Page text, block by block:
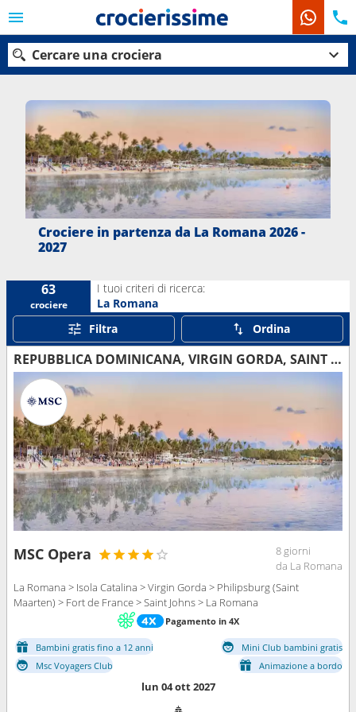
Cercare una crociera
Le nostre destinazioni
Mesi di partenza
Porti Compagnie
Crociere in partenza da La Romana 2026 -
2027
63
crociere
I tuoi criteri di ricerca:
La Romana
Filtra
Ordina
REPUBBLICA DOMINICANA, VIRGIN GORDA, SAINT MARTIN, MARTINICA, ANTIGUA E BARBUDA
MSC Opera
8 giorni
da La Romana
La Romana > Isola Catalina > Virgin Gorda > Philipsburg (Saint
Maarten) > Fort de France > Saint Johns > La Romana
Pagamento in 4X
Bambini gratis fino a 12 anni
Mini Club bambini gratis
Msc Voyagers Club
Animazione a bordo
lun 04 ott 2027